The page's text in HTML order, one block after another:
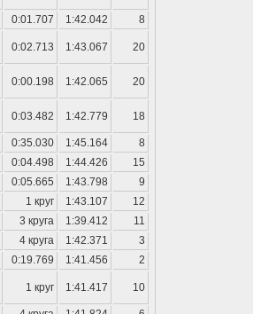
0:01.707 1:42.042 8
0:02.713 1:43.067 20
0:00.198 1:42.065 20
0:03.482 1:42.779 18
0:35.030 1:45.164
8
0:04.498 1:44.426
15
0:05.665 1:43.798
9
1 круг 1:43.107
12
3 круга 1:39.412
11
4 круга 1:42.371
3
0:19.769 1:41.456 2
1 круг 1:41.417 10